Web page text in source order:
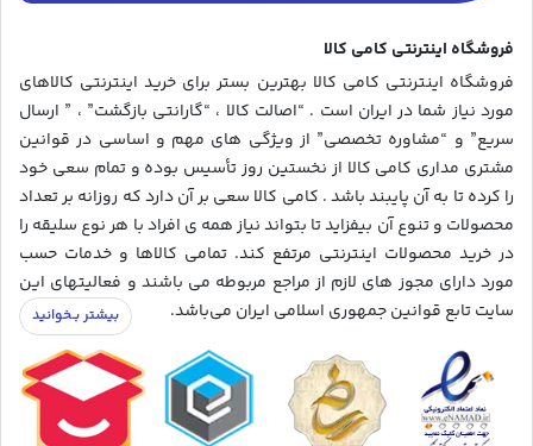
فروشگاه اینترنتی کامی کالا
فروشگاه اینترنتی کامی کالا بهترین بستر برای خرید اینترنتی کالاهای
مورد نیاز شما در ایران است . “اصالت کالا ، “گارانتی بازگشت” ، ” ارسال
سریع” و “مشاوره تخصصی” از ویژگی های مهم و اساسی در قوانین
مشتری مداری کامی کالا از نخستین روز تأسیس بوده و تمام سعی خود
را کرده تا به آن پایبند باشد . کامی کالا سعی بر آن دارد که روزانه بر تعداد
محصولات و تنوع آن بیفزاید تا بتواند نیاز همه ی افراد با هر نوع سلیقه را
در خرید محصولات اینترنتی مرتفع کند. تمامی کالاها و خدمات حسب
مورد دارای مجوز های لازم از مراجع مربوطه می باشند و فعالیتهای این
سایت تابع قوانین جمهوری اسلامی ایران می‌باشد.